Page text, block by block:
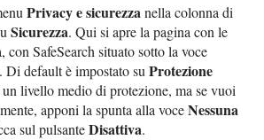
Privacy e sicurezzanella colonna di
Sicurezza. Qui si apre la pagina con le
SafeSearch situato sotto la voce
. Di default è impostato suProtezione
livello medio di protezione, ma se vuoi
apponi la spunta alla voceNessuna
sul pulsanteDisattiva.